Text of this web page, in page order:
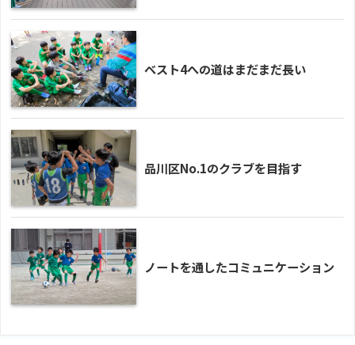
ベスト4への道はまだまだ長い
品川区No.1のクラブを目指す
ノートを通したコミュニケーション